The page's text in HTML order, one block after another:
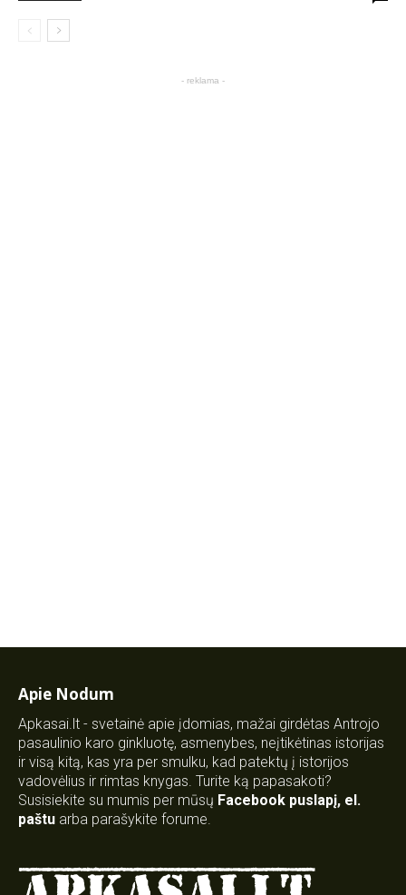
- reklama -
Apie Nodum
Apkasai.lt - svetainė apie įdomias, mažai girdėtas Antrojo
pasaulinio karo ginkluotę, asmenybes, neįtikėtinas istorijas
ir visą kitą, kas yra per smulku, kad patektų į istorijos
vadovėlius ir rimtas knygas. Turite ką papasakoti?
Susisiekite su mumis per mūsų Facebook puslapį, el.
paštu arba parašykite forume.